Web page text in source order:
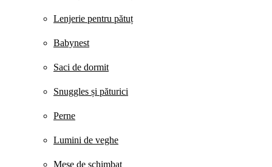
Lenjerie pentru pătuț
Babynest
Saci de dormit
Snuggles și păturici
Perne
Lumini de veghe
Mese de schimbat